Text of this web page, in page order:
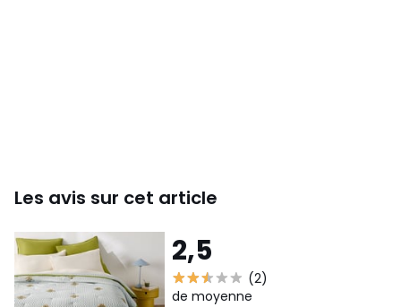
Les avis sur cet article
2,5
(2)
de moyenne